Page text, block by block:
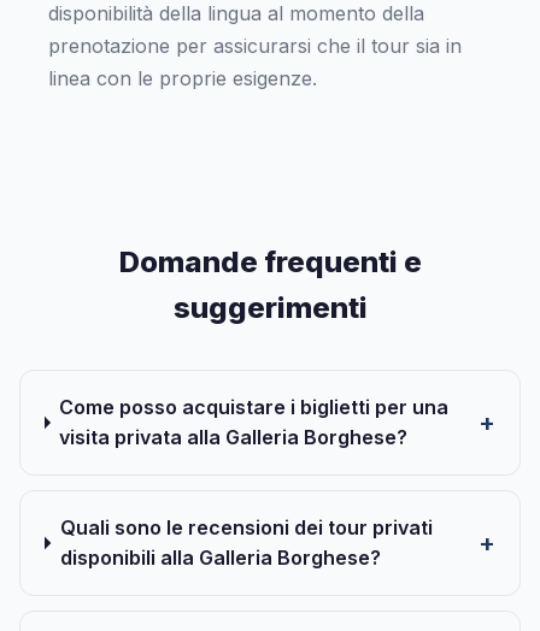
disponibilità della lingua al momento della
prenotazione per assicurarsi che il tour sia in
linea con le proprie esigenze.
Domande frequenti e
suggerimenti
Come posso acquistare i biglietti per una
visita privata alla Galleria Borghese?
Quali sono le recensioni dei tour privati
disponibili alla Galleria Borghese?